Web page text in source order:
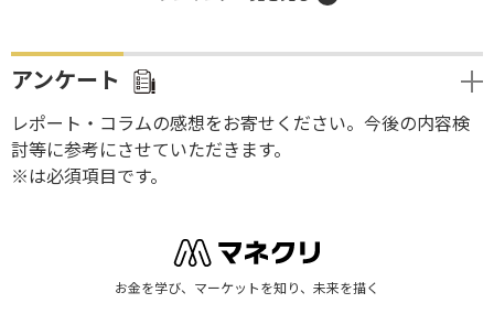
アンケート
レポート・コラムの感想をお寄せください。今後の内容検
討等に参考にさせていただきます。
※は必須項目です。
お金を学び、マーケットを知り、未来を描く